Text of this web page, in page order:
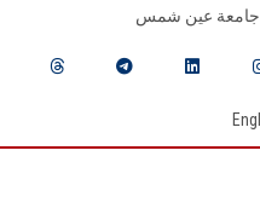
جامعة عين شمس